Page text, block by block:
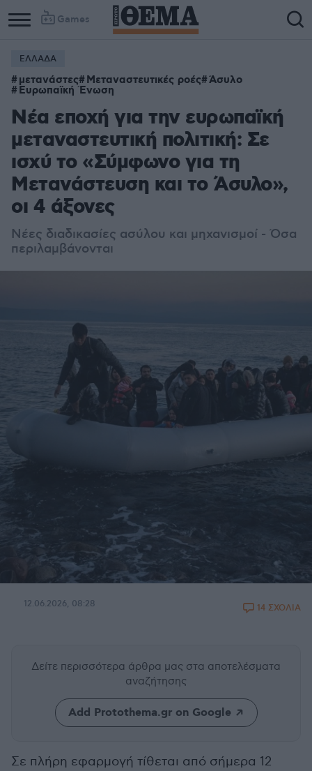
Games
ΕΛΛΑΔΑ
μετανάστες Μεταναστευτικές ροές Άσυλο
Ευρωπαϊκή Ένωση
Νέα εποχή για την ευρωπαϊκή
μεταναστευτική πολιτική: Σε
ισχύ το «Σύμφωνο για τη
Μετανάστευση και το Άσυλο»,
οι 4 άξονες
Νέες διαδικασίες ασύλου και μηχανισμοί - Όσα
περιλαμβάνονται
12.06.2026, 08:28 14 ΣΧΟΛΙΑ
Δείτε περισσότερα άρθρα μας στα αποτελέσματα
αναζήτησης
Add Protothema.gr on Google
Σε πλήρη εφαρμογή τίθεται από σήμερα 12